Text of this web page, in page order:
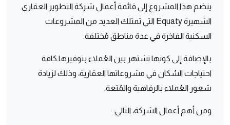
ينضم هذا المشروع إلى قائمة أعمال شركة التطوير العقاري
الشهيرة Equaty التي تمتلك العديد من المشروعات
السكنية الفاخرة في عدة مناطق مُختلفة.
بالإضافة إلى كونها تشتهر بين العُملاء بتوفيرها كافة
احتياجات السُكان في مشروعاتها العقارية، وذلك لزيادة
شعور العُملاء بالرفاهية والمُتعة.
ومن أهم أعمال الشركة، التالي: